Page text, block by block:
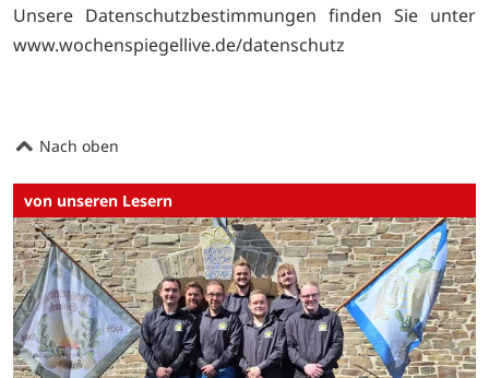
Unsere Datenschutzbestimmungen finden Sie unter
www.wochenspiegellive.de/datenschutz
Nach oben
von unseren Lesern